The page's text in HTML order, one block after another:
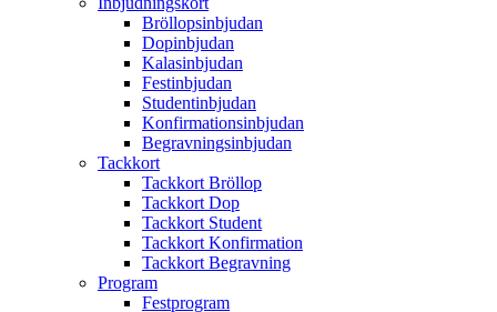
Bröllopsinbjudan
Dopinbjudan
Kalasinbjudan
Festinbjudan
Studentinbjudan
Konfirmationsinbjudan
Begravningsinbjudan
Tackkort
Tackkort Bröllop
Tackkort Dop
Tackkort Student
Tackkort Konfirmation
Tackkort Begravning
Program
Festprogram